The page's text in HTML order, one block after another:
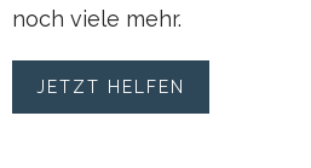
noch viele mehr.
JETZT HELFEN